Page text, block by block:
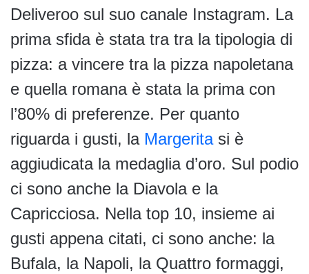
Deliveroo sul suo canale Instagram. La
prima sfida è stata tra tra la tipologia di
pizza: a vincere tra la pizza napoletana
e quella romana è stata la prima con
l’80% di preferenze. Per quanto
riguarda i gusti, la Margeritasi è
aggiudicata la medaglia d’oro. Sul podio
ci sono anche la Diavola e la
Capricciosa. Nella top 10, insieme ai
gusti appena citati, ci sono anche: la
Bufala, la Napoli, la Quattro formaggi,